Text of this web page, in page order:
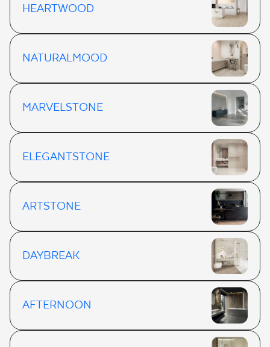
HEARTWOOD
NATURALMOOD
MARVELSTONE
ELEGANTSTONE
ARTSTONE
DAYBREAK
AFTERNOON